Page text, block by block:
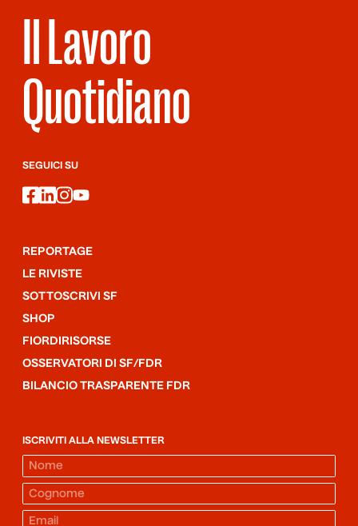
Il Lavoro
Quotidiano
SEGUICI SU
facebook
linkedin
instagram
youtube
REPORTAGE
LE RIVISTE
SOTTOSCRIVI SF
SHOP
FIORDIRISORSE
OSSERVATORI DI SF/FDR
BILANCIO TRASPARENTE FDR
ISCRIVITI ALLA NEWSLETTER